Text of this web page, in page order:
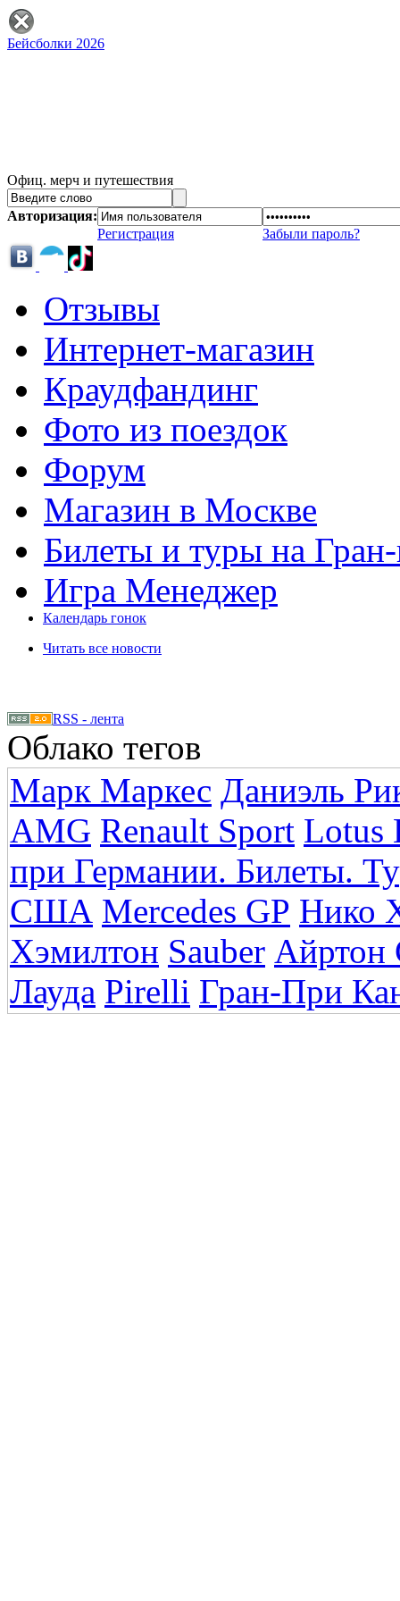
Бейсболки 2026
Офиц. мерч и путешествия
Авторизация:
Регистрация
Забыли пароль?
Отзывы
Интернет-магазин
Краудфандинг
Фото из поездок
Форум
Магазин в Москве
Билеты и туры на
Игра Менеджер
Календарь гонок
Читать все новости
RSS - лента
Облако тегов
Марк Маркес Даниэль
AMG Renault Sport Lotus
при Германии. Билеты.
США Mercedes GP Нико
Хэмилтон Sauber Айртон
Лауда Pirelli Гран-При